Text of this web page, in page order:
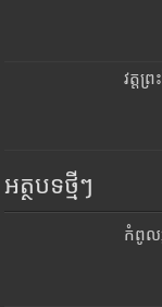
វត្តព្
អត្ថបទថ្មីៗ
កំពូល